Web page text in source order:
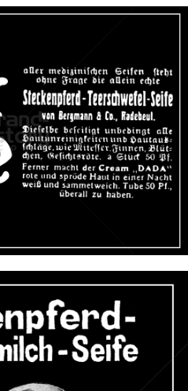
SEIFE
Bergmann & Co., Radebeul-
1912